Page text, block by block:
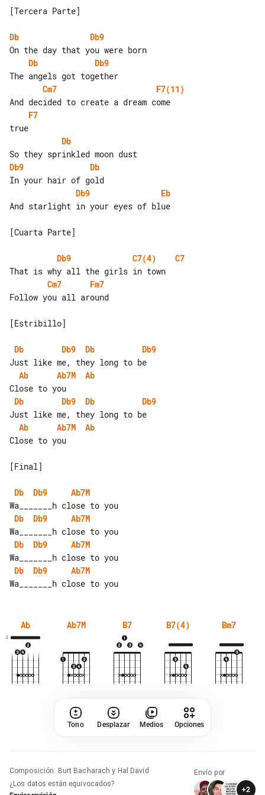
[Tercera Parte]
Db
Db9
Db
Db9
Cm7
F7(11)
F7
Db
Db9
Db
Db9
Eb
And starlight in your eyes of blue
[Cuarta Parte]
Db9 C7(4)
C7
Cm7
Fm7
Follow you all around
[Estribillo]
Db Db9 Db
Db9
Ab
Ab7M
Ab
Db
Db9 Db
Db9
Ab
Ab7M
Ab
Close to you
[Final]
Db Db9
Ab7M
Db
Db9
Ab7M
Db
Db9
Ab7M
Db
Db9
Ab7M
Ab
4
Ab7M B7 B7(4) Bm7
Tono Desplazar Medios Opciones
Composición: Burt Bacharach y Hal David
¿Los datos están equivocados?
Envío por
+2